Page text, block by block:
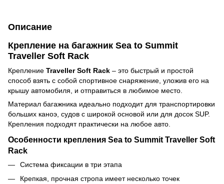
Описание
Крепление на багажник Sea to Summit
Traveller Soft Rack
Крепление Traveller Soft Rack – это быстрый и простой
способ взять с собой спортивное снаряжение, уложив его на
крышу автомобиля, и отправиться в любимое место.
Материал багажника идеально подходит для транспортировки
больших каноэ, судов с широкой основой или для досок SUP.
Крепления подходят практически на любое авто.
Особенности крепления Sea to Summit Traveller Soft
Rack
Система фиксации в три этапа
Крепкая, прочная стропа имеет несколько точек